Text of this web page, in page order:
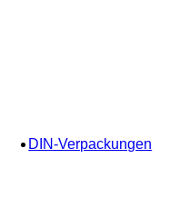
DIN-Verpackungen